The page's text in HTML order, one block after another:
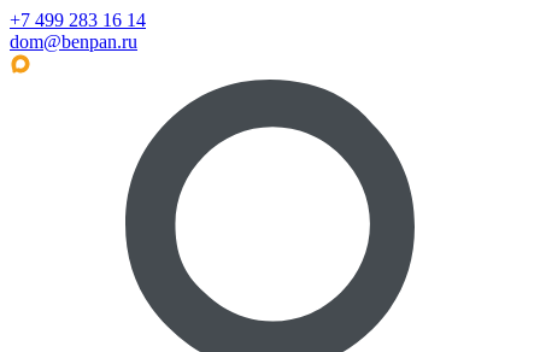
+7 499 283 16 14
dom@benpan.ru